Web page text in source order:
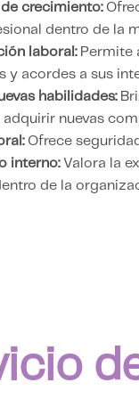
crecimiento:
dentro de la
laboral:Permite
y acordes a sus
habilidades:
nuevas
Ofrece
interno:Valora la
de la